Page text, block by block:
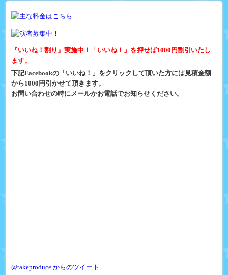
『いいね！割り』実施中！「いいね！」を押せば1000円割引いたし
ます。
下記Facebookの「いいね！」をクリックして頂いた方には見積金額
から1000円引かせて頂きます。
お問い合わせの時にメールかお電話でお知らせください。
@takeproduce からのツイート